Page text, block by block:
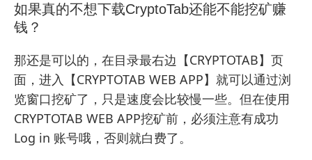
如果真的不想下载CryptoTab还能不能挖矿赚
钱？
那还是可以的，在目录最右边【CRYPTOTAB】页
面，进入【CRYPTOTAB WEB APP】就可以通过浏
览窗口挖矿了，只是速度会比较慢一些。但在使用
CRYPTOTAB WEB APP挖矿前，必须注意有成功
Log in 账号哦，否则就白费了。